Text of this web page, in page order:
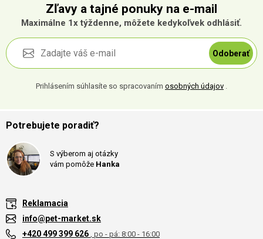
Zľavy a tajné ponuky na e-mail
Maximálne 1x týždenne, môžete kedykoľvek odhlásiť.
Odoberať
Prihlásením súhlasíte so spracovaním osobných údajov .
Potrebujete poradiť?
S výberom aj otázky
vám pomôže Hanka
Reklamacia
info@pet-market.sk
+420 499 399 626 , po - pá: 8:00 - 16:00